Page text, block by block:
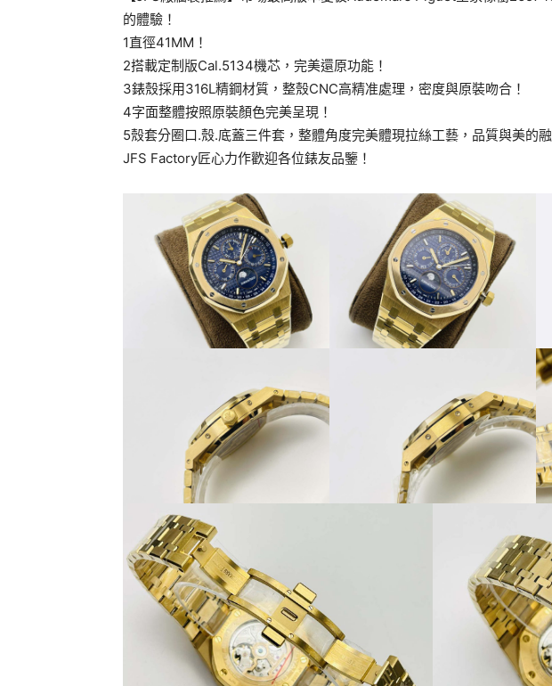
的體驗！
1直徑41MM！
2搭載定制版Cal.5134機芯，完美還原功能！
3錶殼採用316L精鋼材質，整殼CNC高精准處理，密度與原裝吻合！
4字面整體按照原裝顏色完美呈現！
5殼套分圈口.殼.底蓋三件套，整體角度完美體現拉絲工藝，品質與美的融
JFS Factory匠心力作歡迎各位錶友品鑒！